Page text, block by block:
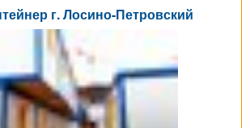
г. Лосино-Петровский